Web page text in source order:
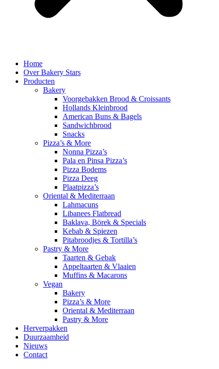
Home
Over Bakery Stars
Producten
Bakery
Voorgebakken Brood & Croissants
Hollands Kleinbrood
American Buns & Bagels
Sandwichbrood
Snacks
Pizza’s & More
Nonna Pizza’s
Pala en Pinsa Pizza’s
Pizza Bodems
Pizza Deeg
Plaatpizza’s
Oriental & Mediterraan
Lahmacuns
Libanees Flatbread
Baklava, Börek & Specials
Kebab & Spiezen
Pitabroodjes & Tortilla’s
Pastry & More
Taarten & Gebak
Appeltaarten & Vlaaien
Muffins & Macarons
Vegan
Bakery
Pizza’s & More
Oriental & Mediterraan
Pastry & More
Herverpakken
Duurzaamheid
Nieuws
Contact